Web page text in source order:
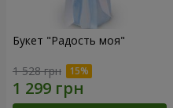
Букет "Радость моя"
1 528 грн